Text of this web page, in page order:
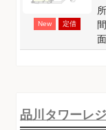
New 定借
品川タワーレ